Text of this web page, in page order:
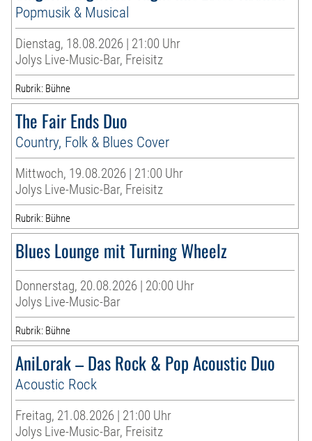
Popmusik & Musical
Dienstag, 18.08.2026 | 21:00 Uhr
Jolys Live-Music-Bar, Freisitz
Rubrik: Bühne
The Fair Ends Duo
Country, Folk & Blues Cover
Mittwoch, 19.08.2026 | 21:00 Uhr
Jolys Live-Music-Bar, Freisitz
Rubrik: Bühne
Blues Lounge mit Turning Wheelz
Donnerstag, 20.08.2026 | 20:00 Uhr
Jolys Live-Music-Bar
Rubrik: Bühne
AniLorak – Das Rock & Pop Acoustic Duo
Acoustic Rock
Freitag, 21.08.2026 | 21:00 Uhr
Jolys Live-Music-Bar, Freisitz